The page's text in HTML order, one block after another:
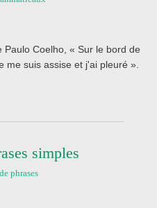
Paulo Coelho, « Sur le bord de
me suis assise et j'ai pleuré ».
simples
phrases